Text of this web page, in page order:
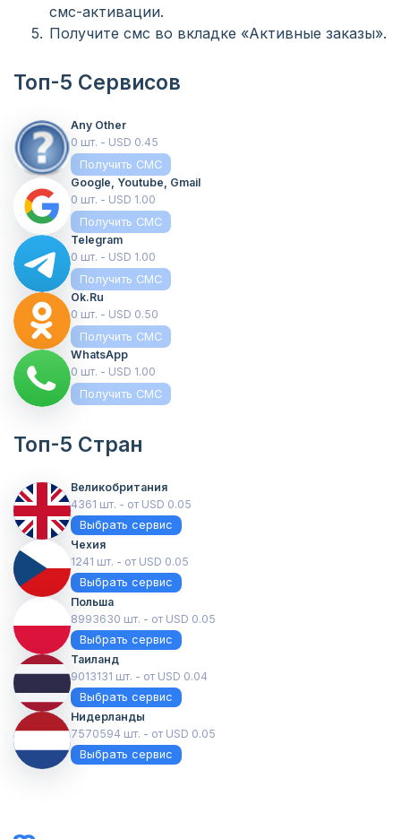
смс-активации.
Получите смс во вкладке «Активные заказы».
Топ-5 Сервисов
Any Other
0 шт. - USD 0.45
Получить СМС
Google, Youtube, Gmail
0 шт. - USD 1.00
Получить СМС
Telegram
0 шт. - USD 1.00
Получить СМС
Ok.ru
0 шт. - USD 0.50
Получить СМС
WhatsApp
0 шт. - USD 1.00
Получить СМС
Топ-5 Стран
Великобритания
4361 шт. - от USD 0.05
Выбрать сервис
Чехия
1241 шт. - от USD 0.05
Выбрать сервис
Польша
8993630 шт. - от USD 0.05
Выбрать сервис
Таиланд
9013131 шт. - от USD 0.04
Выбрать сервис
Нидерланды
7570594 шт. - от USD 0.05
Выбрать сервис